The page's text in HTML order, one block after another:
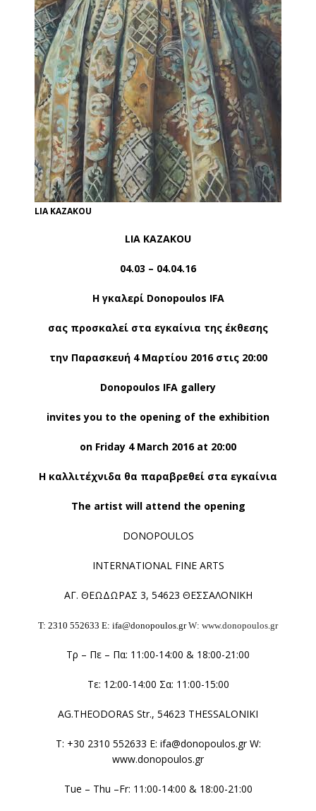
LIA KAZAKOU
LIA KAZAKOU
04.03 – 04.04.16
H γκαλερί Donopoulos IFA
σας προσκαλεί στα εγκαίνια της έκθεσης
την Παρασκευή 4 Μαρτίου 2016 στις 20:00
Donopoulos IFA gallery
invites you to the opening of the exhibition
on Friday 4 March 2016 at 20:00
Η καλλιτέχνιδα θα παραβρεθεί στα εγκαίνια
The artist will attend the opening
DONOPOULOS
INTERNATIONAL FINE ARTS
ΑΓ. ΘΕΩΔΩΡΑΣ 3, 54623 ΘΕΣΣΑΛΟΝΙΚΗ
Τ: 2310 552633 E: ifa@donopoulos.grW: www.donopoulos.gr
Τρ – Πε – Πα: 11:00-14:00 & 18:00-21:00
Τε: 12:00-14:00 Σα: 11:00-15:00
AG.THEODORAS Str., 54623 THESSALONIKI
T: +30 2310 552633 E: ifa@donopoulos.gr W:
www.donopoulos.gr
Tue – Thu –Fr: 11:00-14:00 & 18:00-21:00